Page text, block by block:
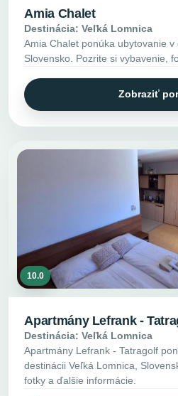
Amia Chalet
Destinácia: Veľká Lomnica
Amia Chalet ponúka ubytovanie v
Slovensko. Pozrite si vybavenie,
Zobraziť
10.0
Apartmány Lefrank -
Destinácia: Veľká Lomnica
Apartmány Lefrank - Tatragolf
destinácii Veľká Lomnica,
fotky a ďalšie informácie.